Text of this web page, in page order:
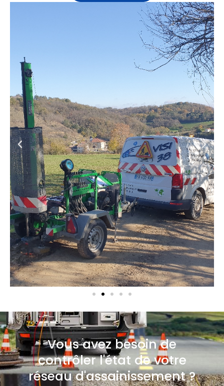
Vous avez besoin de
contrôler l'état de votre
réseau d'assainissement ?